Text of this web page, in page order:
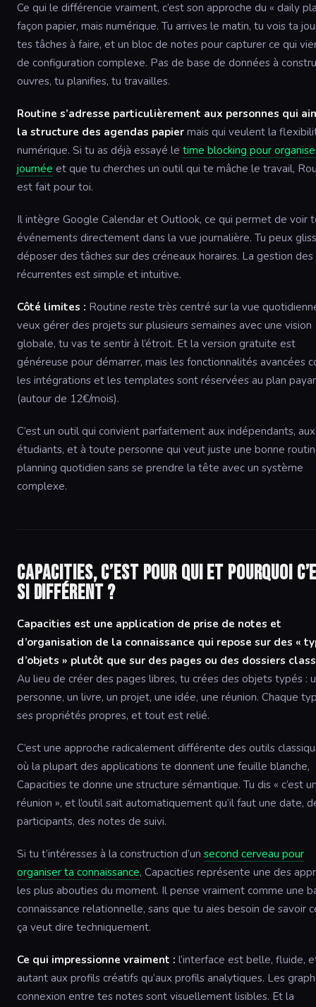
Ce qui le différencie vraiment, c’est son approche du « daily
façon papier, mais numérique. Tu arrives le matin, tu vois ta
tes tâches à faire, et un bloc de notes pour capturer ce qui
de configuration complexe. Pas de base de données à
ouvres, tu planifies, tu travailles.
Routine s’adresse particulièrement aux personnes qui
la structure des agendas papier mais qui veulent la
numérique. Si tu as déjà essayé le time blocking pour
journée et que tu cherches un outil qui te mâche le travail,
est fait pour toi.
Il intègre Google Calendar et Outlook, ce qui permet de voir
événements directement dans la vue journalière. Tu peux
déposer des tâches sur des créneaux horaires. La gestion
récurrentes est simple et intuitive.
Côté limites : Routine reste très centré sur la vue
veux gérer des projets sur plusieurs semaines avec une vision
globale, tu vas te sentir à l’étroit. Et la version gratuite est
généreuse pour démarrer, mais les fonctionnalités avancées
les intégrations et les templates sont réservées au plan
(autour de 12€/mois).
C’est un outil qui convient parfaitement aux indépendants, aux
étudiants, et à toute personne qui veut juste une bonne
planning quotidien sans se prendre la tête avec un système
complexe.
Capacities, c’est pour qui et pourquoi
si différent ?
Capacities est une application de prise de notes et
d’organisation de la connaissance qui repose sur des «
d’objets » plutôt que sur des pages ou des dossiers
Au lieu de créer des pages libres, tu crées des objets typés :
personne, un livre, un projet, une idée, une réunion. Chaque
ses propriétés propres, et tout est relié.
C’est une approche radicalement différente des outils
où la plupart des applications te donnent une feuille blanche,
Capacities te donne une structure sémantique. Tu dis « c’est
réunion », et l’outil sait automatiquement qu’il faut une date,
participants, des notes de suivi.
Si tu t’intéresses à la construction d’un second cerveau pour
organiser ta connaissance, Capacities représente une des
les plus abouties du moment. Il pense vraiment comme une
connaissance relationnelle, sans que tu aies besoin de savoir
ça veut dire techniquement.
Ce qui impressionne vraiment : l’interface est belle, fluide,
autant aux profils créatifs qu’aux profils analytiques. Les
connexion entre tes notes sont visuellement lisibles. Et la